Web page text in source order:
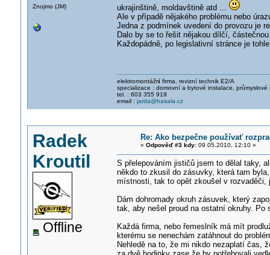
Znojmo (JM)
ukrajinštině, moldavštině atd ...
Ale v případě nějakého problému nebo
Jedna z podmínek uvedení do provozu je
Dalo by se to řešit nějakou dílčí,
Každopádně, po legislativní stránce je
elektromontážní firma, revizní technik E2/A
specializace : domovní a bytové instalace, průmyslové
tel. : 603 355 919
email : jarda@hasala.cz
Radek
Kroutil
Offline
Re: Ako bezpečne používať
« Odpověď #3 kdy:09.05.2010, 12:10 »
S přelepováním jističů jsem to dělal taky,
někdo to zkusil do zásuvky, která tam
místnosti, tak to opět zkoušel v
Dám dohromady okruh zásuvek, který
tak, aby nešel proud na ostatní okruhy.
Každá firma, nebo řemeslník má mít
kterému se nenechám zatáhnout do
Nehledě na to, že mi nikdo nezaplatí čas,